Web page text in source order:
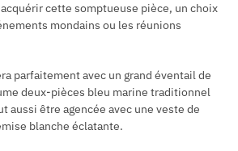
cette somptueuse pièce, un choix
mondains ou les réunions
parfaitement avec un grand éventail de
deux-pièces bleu marine traditionnel
aussi être agencée avec une veste de
blanche éclatante.